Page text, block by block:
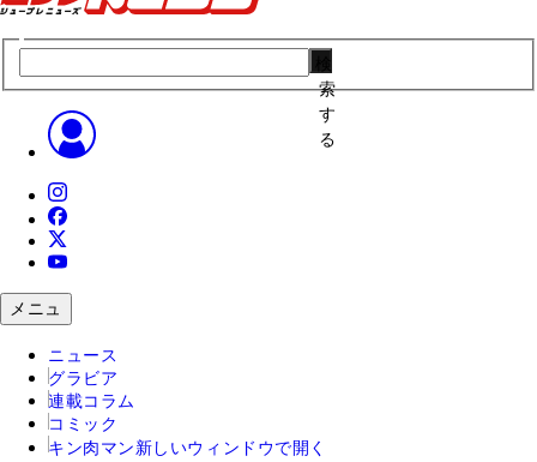
索
す
る
メニュ
ニュース
グラビア
連載コラム
コミック
キン肉マン 新しいウィンドウで開く